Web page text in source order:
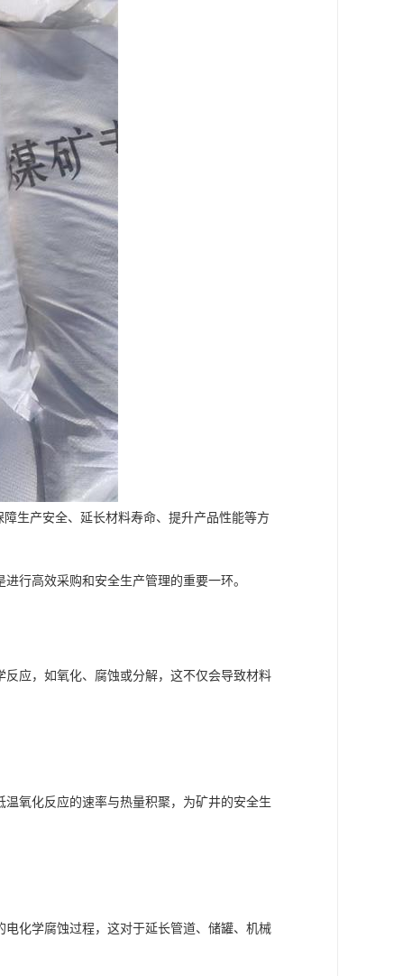
生产安全、延长材料寿命、提升产品性能等方
行高效采购和安全生产管理的重要一环。
应，如氧化、腐蚀或分解，这不仅会导致材料
氧化反应的速率与热量积聚，为矿井的安全生
化学腐蚀过程，这对于延长管道、储罐、机械